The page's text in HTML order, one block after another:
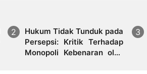
Hukum Tidak Tunduk pada
Persepsi: Kritik Terhadap
Monopoli Kebenaran oleh